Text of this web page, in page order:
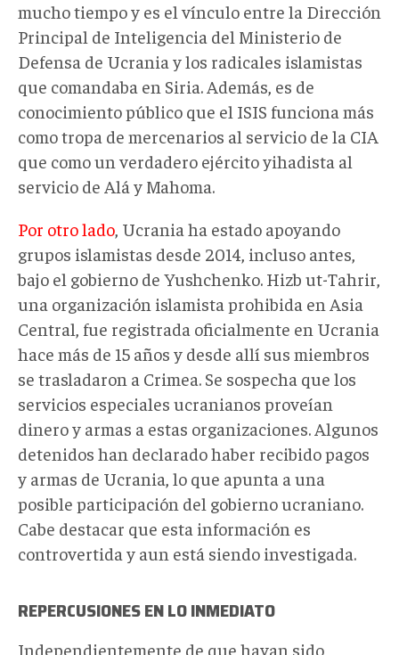
mucho tiempo y es el vínculo entre la Dirección
Principal de Inteligencia del Ministerio de
Defensa de Ucrania y los radicales islamistas
que comandaba en Siria. Además, es de
conocimiento público que el ISIS funciona más
como tropa de mercenarios al servicio de la CIA
que como un verdadero ejército yihadista al
servicio de Alá y Mahoma.
Por otro lado , Ucrania ha estado apoyando
grupos islamistas desde 2014, incluso antes,
bajo el gobierno de Yushchenko. Hizb ut-Tahrir,
una organización islamista prohibida en Asia
Central, fue registrada oficialmente en Ucrania
hace más de 15 años y desde allí sus miembros
se trasladaron a Crimea. Se sospecha que los
servicios especiales ucranianos proveían
dinero y armas a estas organizaciones. Algunos
detenidos han declarado haber recibido pagos
y armas de Ucrania, lo que apunta a una
posible participación del gobierno ucraniano.
Cabe destacar que esta información es
controvertida y aun está siendo investigada.
REPERCUSIONES EN LO INMEDIATO
Independientemente de que hayan sido